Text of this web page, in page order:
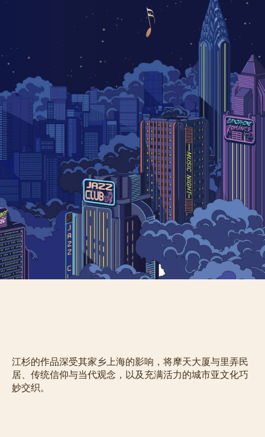
江杉的作品深受其家乡上海的影响，将摩天大厦与里弄民
居、传统信仰与当代观念，以及充满活力的城市亚文化巧
妙交织。